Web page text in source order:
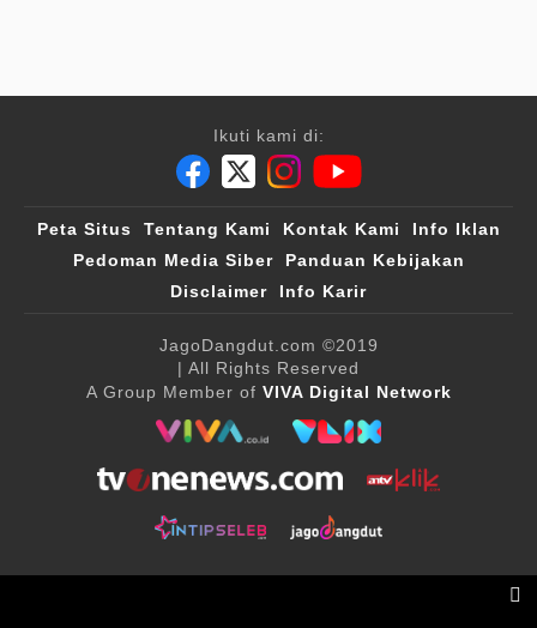
Ikuti kami di:
Peta Situs Tentang Kami Kontak Kami
Info Iklan
Pedoman Media Siber
Panduan Kebijakan
Disclaimer
Info Karir
JagoDangdut.com ©2019
| All Rights Reserved
A Group Member of VIVA Digital Network
